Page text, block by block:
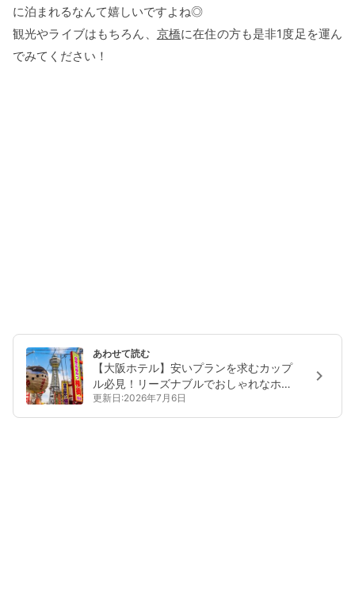
に泊まれるなんて嬉しいですよね◎
観光やライブはもちろん、 京橋に在住の方も是非1度足を運ん
でみてください！
あわせて読む
【大阪ホテル】安いプランを求むカップ
ル必見！リーズナブルでおしゃれなホテ
ル8選
更新日:2026年7月6日